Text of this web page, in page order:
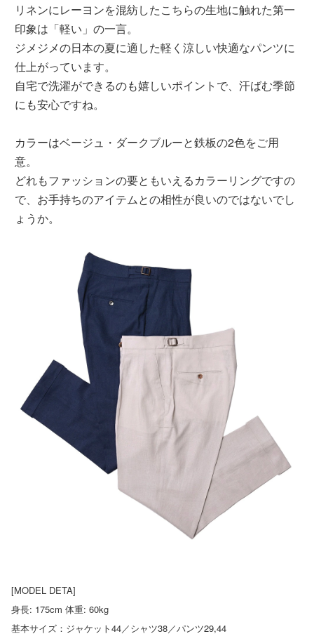
リネンにレーヨンを混紡したこちらの生地に触れた第一
印象は「軽い」の一言。
ジメジメの日本の夏に適した軽く涼しい快適なパンツに
仕上がっています。
自宅で洗濯ができるのも嬉しいポイントで、汗ばむ季節
にも安心ですね。
カラーはベージュ・ダークブルーと鉄板の2色をご用
意。
どれもファッションの要ともいえるカラーリングですの
で、お手持ちのアイテムとの相性が良いのではないでし
ょうか。
[MODEL DETA]
身長: 175cm 体重: 60kg
基本サイズ：ジャケット44／シャツ38／パンツ29,44